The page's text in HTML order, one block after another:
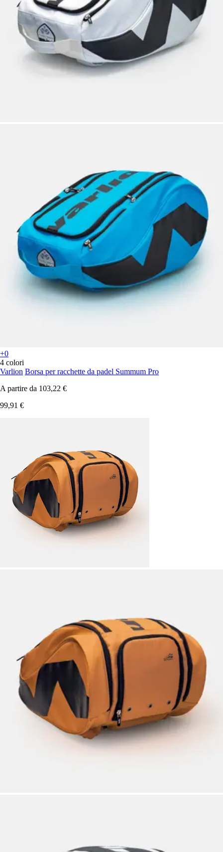
+0
4 colori
Varlion Borsa per racchette da padel Summum Pro
A partire da 103,22 €
99,91 €